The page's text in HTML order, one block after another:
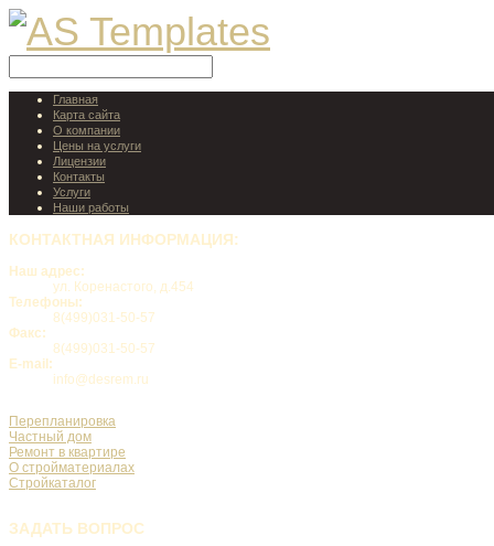
Главная
Карта сайта
О компании
Цены на услуги
Лицензии
Контакты
Услуги
Наши работы
КОНТАКТНАЯ ИНФОРМАЦИЯ:
Наш адрес:
ул. Коренастого, д.454
Телефоны:
8(499)031-50-57
Факс:
8(499)031-50-57
E-mail:
info@desrem.ru
Перепланировка
Частный дом
Ремонт в квартире
О стройматериалах
Стройкаталог
ЗАДАТЬ ВОПРОС